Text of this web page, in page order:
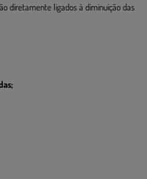
diretamente ligados à diminuição das